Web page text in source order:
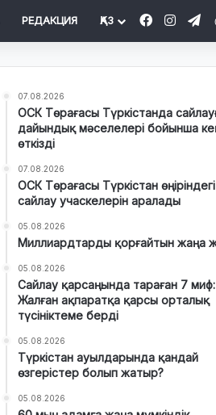
РЕДАКЦИЯ ҚАЗ Facebook
07.08.2026
ОСК Төрағасы Түркістанда
дайындық мәселелері бойынша
өткізді
07.08.2026
ОСК Төрағасы Түркістан өңіріндегі
сайлау учаскелерін аралады
05.08.2026
Миллиардтарды қорғайтын жаңа
05.08.2026
Сайлау қарсаңында тараған 7 миф:
Жалған ақпаратқа қарсы орталық
түсініктеме берді
05.08.2026
Түркістан ауылдарында қандай
өзгерістер болып жатыр?
05.08.2026